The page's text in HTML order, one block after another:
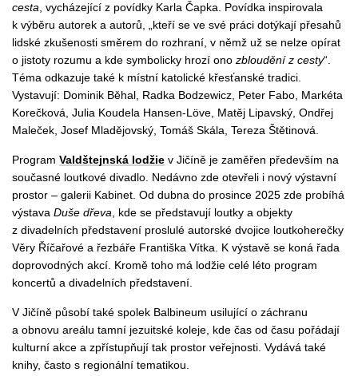
cesta , vycházející z povídky Karla Čapka. Povídka inspirovala
k výběru autorek a autorů, „ kteří se ve své práci dotýkají přesahů
lidské zkušenosti směrem do rozhraní, v němž už se nelze opírat
o jistoty rozumu a kde symbolicky hrozí ono zbloudění z cesty“.
Téma odkazuje také k místní katolické křesťanské tradici.
Vystavují: Dominik Běhal, Radka Bodzewicz, Peter Fabo, Markéta
Korečková, Julia Koudela Hansen-Löve, Matěj Lipavský, Ondřej
Maleček, Josef Mladějovský, Tomáš Skála, Tereza Štětinová.
Program Valdštejnská lodžie v Jičíně je zaměřen především na
současné loutkové divadlo. Nedávno zde otevřeli i nový výstavní
prostor – galerii Kabinet. Od dubna do prosince 2025 zde probíhá
výstava Duše dřeva , kde se představují loutky a objekty
z divadelních představení proslulé autorské dvojice loutkoherečky
Věry Říčařové a řezbáře Františka Vítka. K výstavě se koná řada
doprovodných akcí. Kromě toho má lodžie celé léto program
koncertů a divadelních představení.
V Jičíně působí také spolek Balbineum usilující o záchranu
a obnovu areálu tamní jezuitské koleje, kde čas od času pořádají
kulturní akce a zpřístupňují tak prostor veřejnosti. Vydává také
knihy, často s regionální tematikou.